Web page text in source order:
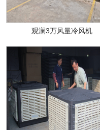
观澜3万风量冷风机